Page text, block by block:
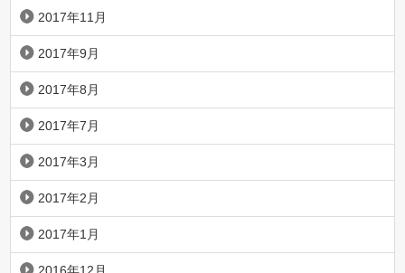
2017年11月
2017年9月
2017年8月
2017年7月
2017年3月
2017年2月
2017年1月